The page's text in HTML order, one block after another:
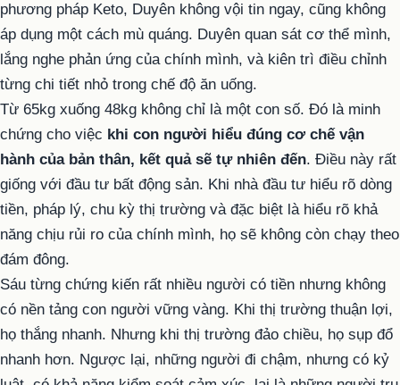
phương pháp Keto, Duyên không vội tin ngay, cũng không
áp dụng một cách mù quáng. Duyên quan sát cơ thể mình,
lắng nghe phản ứng của chính mình, và kiên trì điều chỉnh
từng chi tiết nhỏ trong chế độ ăn uống.
Từ 65kg xuống 48kg không chỉ là một con số. Đó là minh
chứng cho việc khi con người hiểu đúng cơ chế vận
hành của bản thân, kết quả sẽ tự nhiên đến. Điều này rất
giống với đầu tư bất động sản. Khi nhà đầu tư hiểu rõ dòng
tiền, pháp lý, chu kỳ thị trường và đặc biệt là hiểu rõ khả
năng chịu rủi ro của chính mình, họ sẽ không còn chạy theo
đám đông.
Sáu từng chứng kiến rất nhiều người có tiền nhưng không
có nền tảng con người vững vàng. Khi thị trường thuận lợi,
họ thắng nhanh. Nhưng khi thị trường đảo chiều, họ sụp đổ
nhanh hơn. Ngược lại, những người đi chậm, nhưng có kỷ